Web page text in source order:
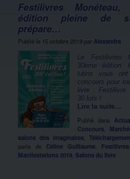
Festilivres
édition pleine de
prépare…
Publié le 15 octobre 2019 par Alexandra
Le Festilivres
30ème édition.
lutins vous
concours pour
livre : Festilivre
30 lots !
Lire la suite…
Publié dans
Concours
salons des imaginaires
parle de
Céline Guillaume
Manifestations 2019 Salons du livre